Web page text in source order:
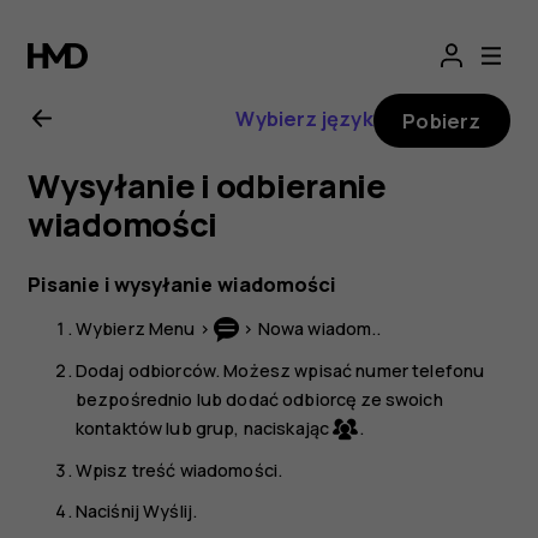
Instrukcja
obsługi
Nokia
3310
3G
Wybierz język Pobierz
Wysyłanie i odbieranie
wiadomości
Pisanie i wysyłanie wiadomości
WybierzMenu > > Nowa wiadom..
Dodaj odbiorców. Możesz wpisać numer telefonu
bezpośrednio lub dodać odbiorcę ze swoich
kontaktów lub grup, naciskając
.
Wpisz treść wiadomości.
NaciśnijWyślij.